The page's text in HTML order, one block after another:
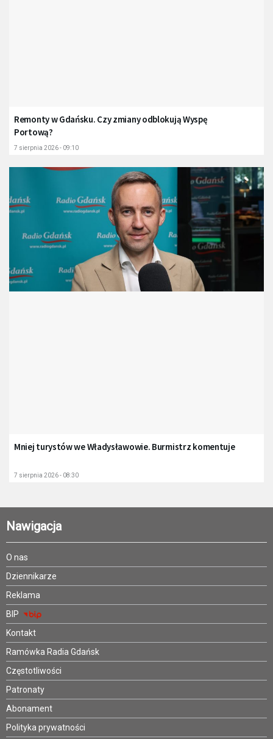
Remonty w Gdańsku. Czy zmiany odblokują Wyspę
Portową?
7 sierpnia 2026 - 09:10
Mniej turystów we Władysławowie. Burmistrz komentuje
7 sierpnia 2026 - 08:30
Nawigacja
O nas
Dziennikarze
Reklama
BIP
Kontakt
Ramówka Radia Gdańsk
Częstotliwości
Patronaty
Abonament
Polityka prywatności